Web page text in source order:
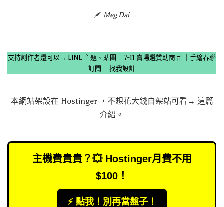
Meg Dai
支持創作者還可以→ LINE 主題、貼圖 7-11 賣場選贊助商品
手繪春聯
訂閱
找我設計
本網站架設在 Hostinger，不想花大錢自架站可看→ 這篇
介紹 。
主機費貴貴？💥 Hostinger月費不用
$100！
⚡️ 點我！別再當盤子！